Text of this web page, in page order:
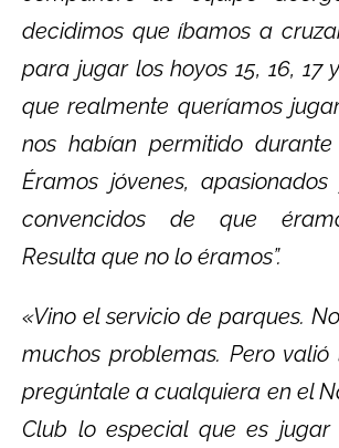
decidimos que íbamos a
para jugar los hoyos 15, 16, 17
que realmente queríamos
nos habían permitido
Éramos jóvenes,
convencidos de que
Resulta que no lo éramos”.
«Vino el servicio de parques.
muchos problemas. Pero
pregúntale a cualquiera en el
Club lo especial que es jugar